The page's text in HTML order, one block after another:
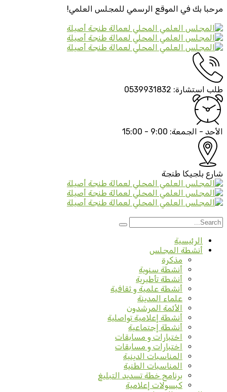
مرحبا بك في الموقع الرسمي للمجلس العلمي!
طلب استشارة: 0539931832
الأحد - الجمعة: 9:00 - 15:00
شارع بلجيكا طنجة
الرئيسية
أنشطة المجلس
مذكرة
أنشطة سنوية
أنشطة تأطيرية
أنشطة علمية و ثقافية
علماء المدينة
الأئمة المرشدون
أنشطة إعلامية تواصلية
أنشطة إجتماعية
اختبارات و مسابقات
اختبارات و مسابقات
المناسبات الدينية
المناسبات الطنية
برنامج خطة تسديد التبليغ
كبسولات إعلامية